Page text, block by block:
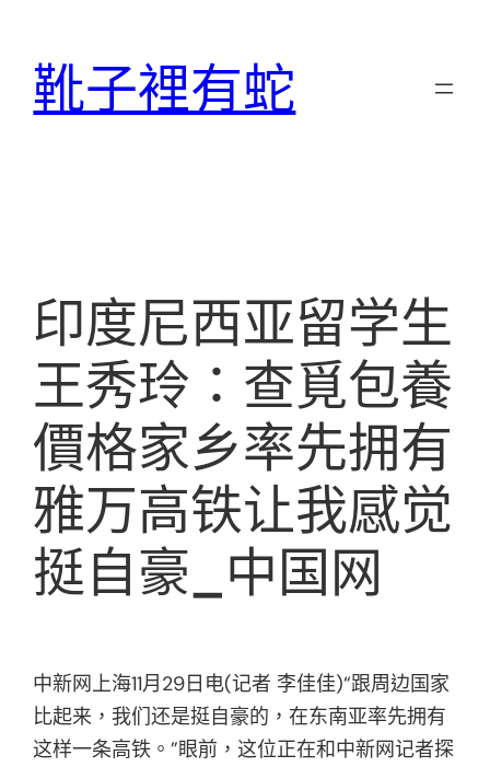
靴子裡有蛇
印度尼西亚留学生
王秀玲：查覓包養
價格家乡率先拥有
雅万高铁让我感觉
挺自豪_中国网
中新网上海11月29日电(记者 李佳佳)“跟周边国家
比起来，我们还是挺自豪的，在东南亚率先拥有
这样一条高铁。”眼前，这位正在和中新网记者探